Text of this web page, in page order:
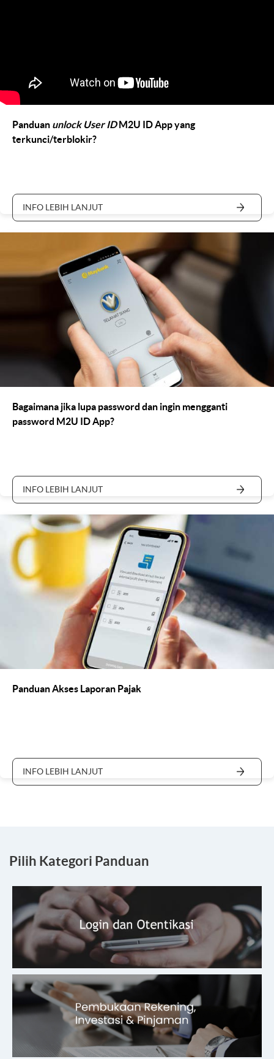
Panduan unlock User IDM2U ID App yang
terkunci/terblokir?
INFO LEBIH LANJUT
Bagaimana jika lupa password dan ingin mengganti
password M2U ID App?
INFO LEBIH LANJUT
Panduan Akses Laporan Pajak
INFO LEBIH LANJUT
Pilih Kategori Panduan